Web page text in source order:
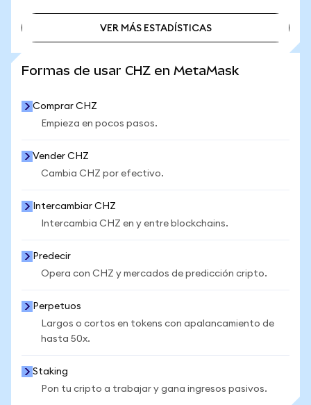
VER MÁS ESTADÍSTICAS
Formas de usar CHZ en MetaMask
Comprar CHZ
Empieza en pocos pasos.
Vender CHZ
Cambia CHZ por efectivo.
Intercambiar CHZ
Intercambia CHZ en y entre blockchains.
Predecir
Opera con CHZ y mercados de predicción cripto.
Perpetuos
Largos o cortos en tokens con apalancamiento de
hasta 50x.
Staking
Pon tu cripto a trabajar y gana ingresos pasivos.